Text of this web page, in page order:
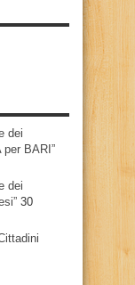
dei
BARI”
dei
30